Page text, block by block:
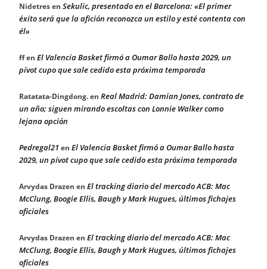
Nidetresen Sekulic, presentado en el Barcelona: «El primer
éxito será que la afición reconozca un estilo y esté contenta con
él»
ffen El Valencia Basket firmó a Oumar Ballo hasta 2029, un
pívot cupo que sale cedido esta próxima temporada
Ratatata-Dingdong.en Real Madrid: Damian Jones, contrato de
un año; siguen mirando escoltas con Lonnie Walker como
lejana opción
Pedregal21 en El Valencia Basket firmó a Oumar Ballo hasta
2029, un pívot cupo que sale cedido esta próxima temporada
Arvydas Drazen en El tracking diario del mercado ACB: Mac
McClung, Boogie Ellis, Baugh y Mark Hugues, últimos fichajes
oficiales
Arvydas Drazen en El tracking diario del mercado ACB: Mac
McClung, Boogie Ellis, Baugh y Mark Hugues, últimos fichajes
oficiales